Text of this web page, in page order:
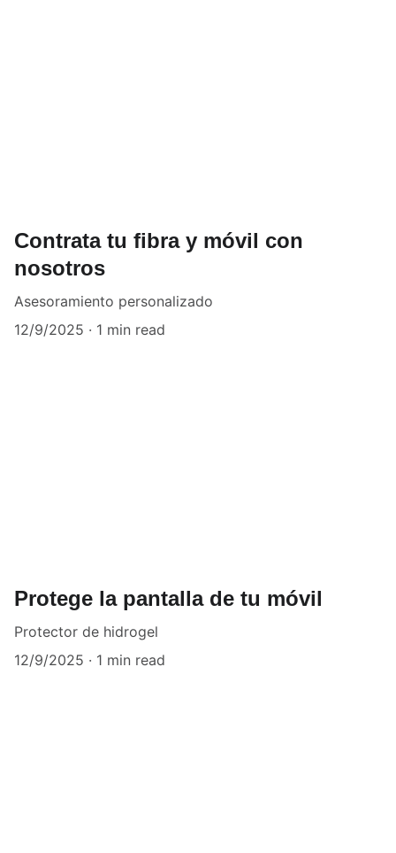
Contrata tu fibra y móvil con
nosotros
Asesoramiento personalizado
12/9/2025
1 min read
Protege la pantalla de tu móvil
Protector de hidrogel
12/9/2025
1 min read